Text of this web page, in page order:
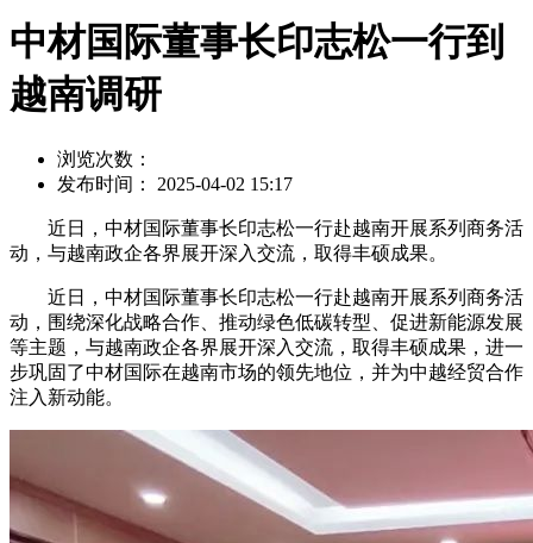
中材国际董事长印志松一行到
越南调研
浏览次数：
发布时间： 2025-04-02 15:17
近日，中材国际董事长印志松一行赴越南开展系列商务活
动，与越南政企各界展开深入交流，取得丰硕成果。
近日，中材国际董事长印志松一行赴越南开展系列商务活
动，围绕深化战略合作、推动绿色低碳转型、促进新能源发展
等主题，与越南政企各界展开深入交流，取得丰硕成果，进一
步巩固了中材国际在越南市场的领先地位，并为中越经贸合作
注入新动能。